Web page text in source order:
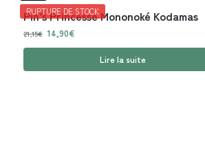
RUPTURE DE STOCK
Pin’s Princesse Mononoké Kodamas
21,15€ 14,90€
Lire la suite